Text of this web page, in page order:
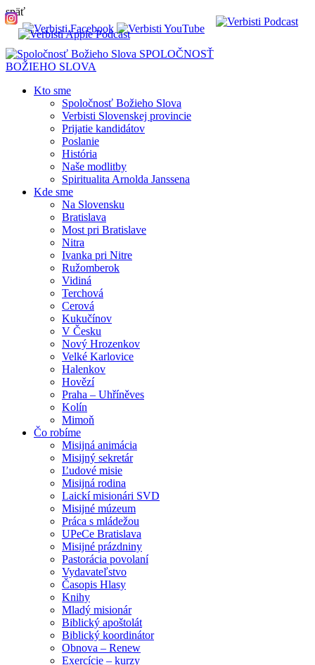
späť
SPOLOČNOSŤ
BOŽIEHO SLOVA
Kto sme
Spoločnosť Božieho Slova
Verbisti Slovenskej provincie
Prijatie kandidátov
Poslanie
História
Naše modlitby
Spiritualita Arnolda Janssena
Kde sme
Na Slovensku
Bratislava
Most pri Bratislave
Nitra
Ivanka pri Nitre
Ružomberok
Vidiná
Terchová
Cerová
Kukučínov
V Česku
Nový Hrozenkov
Velké Karlovice
Halenkov
Hovězí
Praha – Uhříněves
Kolín
Mimoň
Čo robíme
Misijná animácia
Misijný sekretár
Ľudové misie
Misijná rodina
Laickí misionári SVD
Misijné múzeum
Práca s mládežou
UPeCe Bratislava
Misijné prázdniny
Pastorácia povolaní
Vydavateľstvo
Časopis Hlasy
Knihy
Mladý misionár
Biblický apoštolát
Biblický koordinátor
Obnova – Renew
Exercície – kurzy